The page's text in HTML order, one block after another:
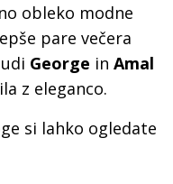
obleko modne
pare večera
George in Amal
z eleganco.
si lahko ogledate